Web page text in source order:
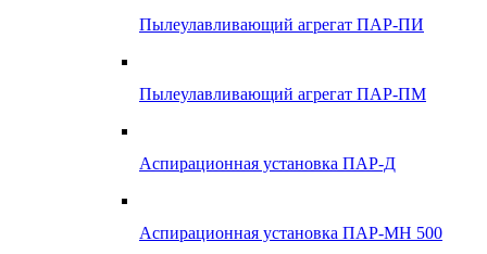
Пылеулавливающий агрегат ПАР-ПИ
Пылеулавливающий агрегат ПАР-ПМ
Аспирационная установка ПАР-Д
Аспирационная установка ПАР-МН 500